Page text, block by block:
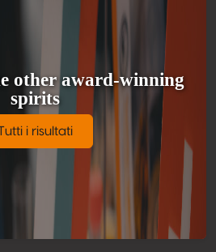
other award-winning
spirits
i risultati